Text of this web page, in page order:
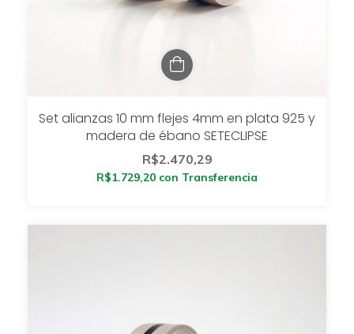
Set alianzas 10 mm flejes 4mm en plata 925 y
madera de ébano SETECLIPSE
R$2.470,29
R$1.729,20 con Transferencia